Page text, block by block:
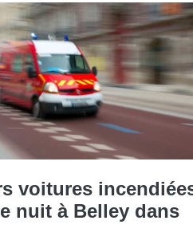
voitures
nuit à Belley dans